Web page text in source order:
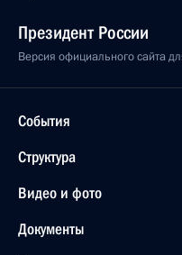
Президент России
Версия официального сайта
События
Структура
Видео и фото
Документы